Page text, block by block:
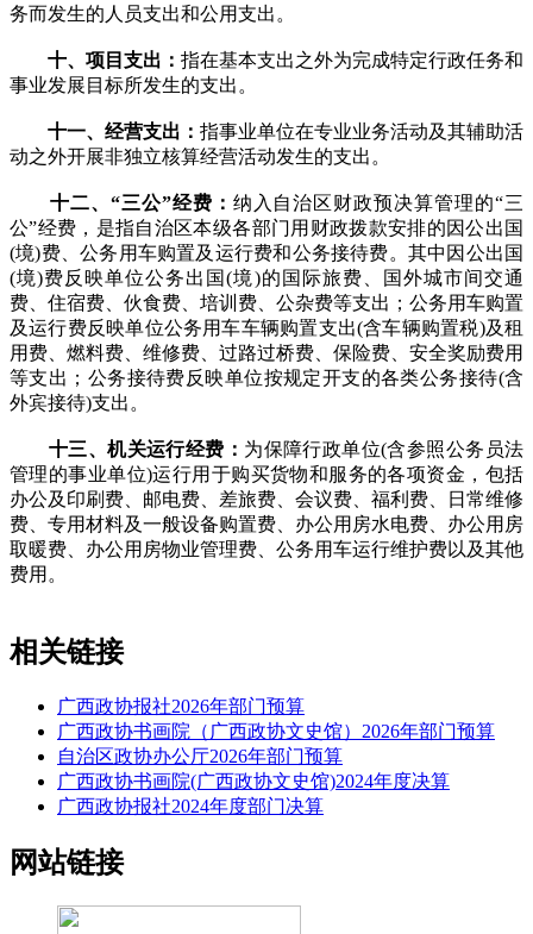
务而发生的人员支出和公用支出。
十、项目支出： 指在基本支出之外为完成特定行政任务和
事业发展目标所发生的支出。
十一、经营支出： 指事业单位在专业业务活动及其辅助活
动之外开展非独立核算经营活动发生的支出。
十二、“三公”经费： 纳入自治区财政预决算管理的“三
公”经费，是指自治区本级各部门用财政拨款安排的因公出国
(境)费、公务用车购置及运行费和公务接待费。其中因公出国
(境)费反映单位公务出国(境)的国际旅费、国外城市间交通
费、住宿费、伙食费、培训费、公杂费等支出；公务用车购置
及运行费反映单位公务用车车辆购置支出(含车辆购置税)及租
用费、燃料费、维修费、过路过桥费、保险费、安全奖励费用
等支出；公务接待费反映单位按规定开支的各类公务接待(含
外宾接待)支出。
十三、机关运行经费： 为保障行政单位(含参照公务员法
管理的事业单位)运行用于购买货物和服务的各项资金，包括
办公及印刷费、邮电费、差旅费、会议费、福利费、日常维修
费、专用材料及一般设备购置费、办公用房水电费、办公用房
取暖费、办公用房物业管理费、公务用车运行维护费以及其他
费用。
相关链接
广西政协报社2026年部门预算
广西政协书画院（广西政协文史馆）2026年部门预算
自治区政协办公厅2026年部门预算
广西政协书画院(广西政协文史馆)2024年度决算
广西政协报社2024年度部门决算
网站链接